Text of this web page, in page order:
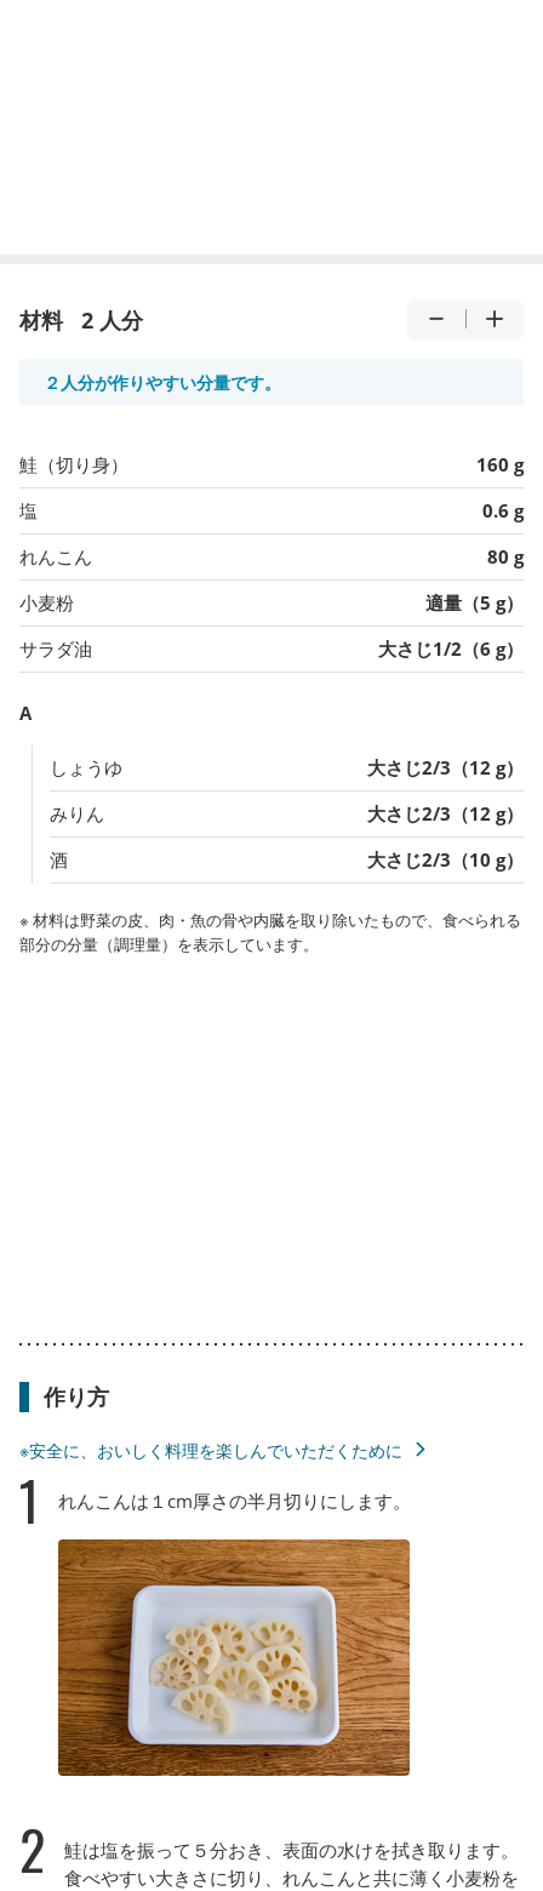
材料 2 人分
２人分が作りやすい分量です。
鮭（切り身）
160 g
塩
0.6 g
れんこん
80 g
小麦粉
適量（5 g）
サラダ油
大さじ1/2（6 g）
A
しょうゆ
大さじ2/3（12 g）
みりん
大さじ2/3（12 g）
酒
大さじ2/3（10 g）
※ 材料は野菜の皮、肉・魚の骨や内臓を取り除いたもので、食べられる
部分の分量（調理量）を表示しています。
作り方
※安全に、おいしく料理を楽しんでいただくために
1 れんこんは１cm厚さの半月切りにします。
2
鮭は塩を振って５分おき、表面の水けを拭き取ります。
食べやすい大きさに切り、れんこんと共に薄く小麦粉を